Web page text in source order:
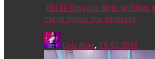
Dia da Ressaca dicas práticas
corpo depois dos excessos
Livia Alves, 24/02/2026